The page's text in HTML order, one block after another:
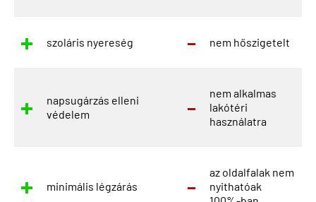
szoláris nyereség nem hőszigetelt
napsugárzás elleni
védelem
nem alkalmas
lakótéri
használatra
minimális légzárás
az oldalfalak nem
nyithatóak